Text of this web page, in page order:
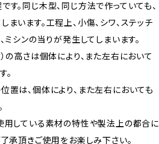
。同じ木型、同じ方法で作っていても、
います。工程上、小傷、シワ、ステッチ
ミシンの当りが発生してしまいます。
の高さは個体により、また左右において
。
は、個体により、また左右においても
用している素材の特性や製法上の都合に
承頂きご使用をお楽しみ下さい。